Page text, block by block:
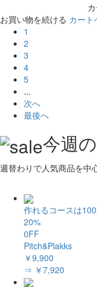
お買い物を続ける カート
1
2
3
4
5
...
次へ
最後へ
今週
週替わりで人気商品を中
作れるコースは
20%
0FF
Pitch&Plakks
￥9,900
⇒ ￥7,920